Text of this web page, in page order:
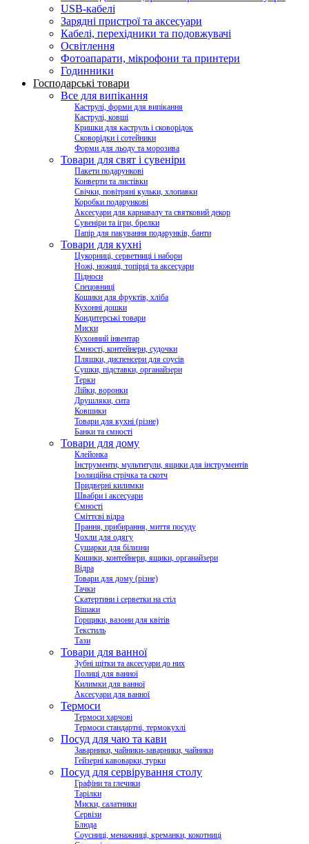
USB-кабелі
Зарядні пристрої та аксесуари
Кабелі, перехідники та подовжувачі
Освітлення
Фотоапарати, мікрофони та принтери
Годинники
Господарські товари
Все для випікання
Каструлі, форми для випікання
Каструлі, ковші
Кришки для каструль і сковорідок
Сковорідки і сотейники
Форми для льоду та морозива
Товари для свят і сувеніри
Пакети подарункові
Конверти та листівки
Свічки, повітряні кульки, хлопавки
Коробки подарункові
Аксесуари для карнавалу та святковий декор
Сувеніри та ігри, брелки
Папір для пакування подарунків, банти
Товари для кухні
Цукорниці, серветниці і набори
Ножі, ножиці, топірці та аксесуари
Підноси
Спецовниці
Кошики для фруктів, хліба
Кухонні дошки
Кондитерські товари
Миски
Кухонний інвентар
Ємності, контейнери, судочки
Пляшки, диспенсери для соусів
Сушки, підставки, органайзери
Терки
Лійки, воронки
Друшляки, сита
Ковшики
Товари для кухні (різне)
Банки та ємності
Товари для дому
Клейонка
Інструменти, мультитули, ящики для інструментів
Ізоляційна стрічка та скотч
Придверні килимки
Швабри і аксесуари
Ємності
Сміттєві відра
Прання, прибирання, миття посуду
Чохли для одягу
Сушарки для білизни
Кошики, контейнери, ящики, органайзери
Відра
Товари для дому (різне)
Тачки
Скатертини і серветки на стіл
Вішаки
Горщики, вазони для квітів
Текстиль
Тази
Товари для ванної
Зубні щітки та аксесуари до них
Полиці для ванної
Килимки для ванної
Аксесуари для ванної
Термоси
Термоси харчові
Термоси стандартні, термокухлі
Посуд для чаю та кави
Заварники, чайники-заварники, чайники
Гейзерні кавоварки, турки
Посуд для сервірування столу
Графіни та глечики
Тарілки
Миски, салатники
Сервізи
Блюда
Соусниці, менажниці, креманки, кокотниці